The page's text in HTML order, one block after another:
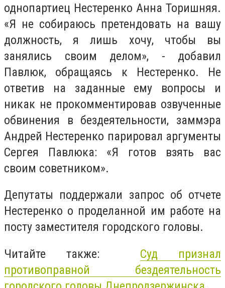
однопартиец Нестеренко Анна Торишняя.
«Я не собираюсь претендовать на вашу
должность, я лишь хочу, чтобы вы
занялись своим делом», - добавил
Павлюк, обращаясь к Нестеренко. Не
ответив на заданные ему вопросы и
никак не прокомментировав озвученные
обвинения в бездеятельности, заммэра
Андрей Нестеренко парировал аргументы
Сергея Павлюка: «Я готов взять вас
своим советником».
Депутаты поддержали запрос об отчете
Нестеренко о проделанной им работе на
посту заместителя городского головы.
Читайте также: Суд признал
противоправной бездеятельность